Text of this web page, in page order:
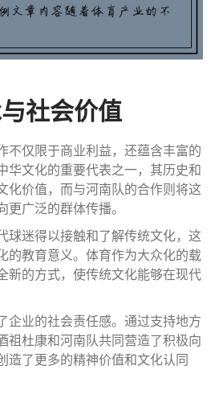
社会价值
不仅限于商业利益，还蕴含丰富的
华文化的重要代表之一，其历史和
化价值，而与河南队的合作则将这
广泛的群体传播。
球迷得以接触和了解传统文化，这
的教育意义。体育作为大众化的载
新的方式，使传统文化能够在现代
企业的社会责任感。通过支持地方
祖杜康和河南队共同营造了积极向
造了更多的精神价值和文化认同